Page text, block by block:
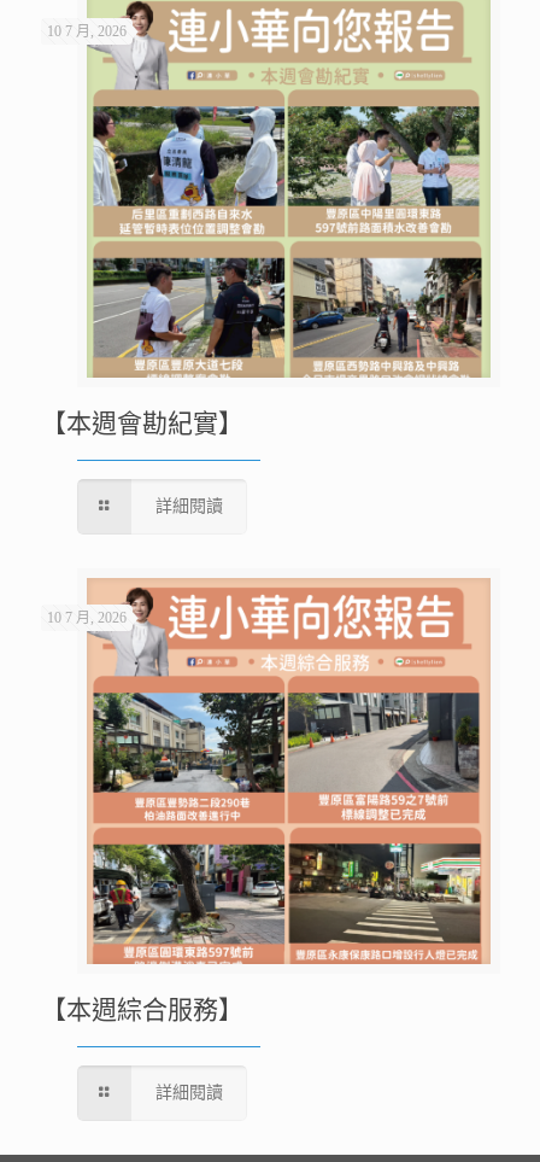
10 7 月, 2026
【本週會勘紀實】
詳細閱讀
10 7 月, 2026
【本週綜合服務】
詳細閱讀